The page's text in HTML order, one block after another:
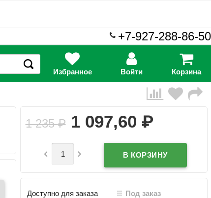
+7-927-288-86-50
Избранное Войти Корзина
1 235₽ 1 097,60 ₽
 
Доступно для заказа
Под заказ